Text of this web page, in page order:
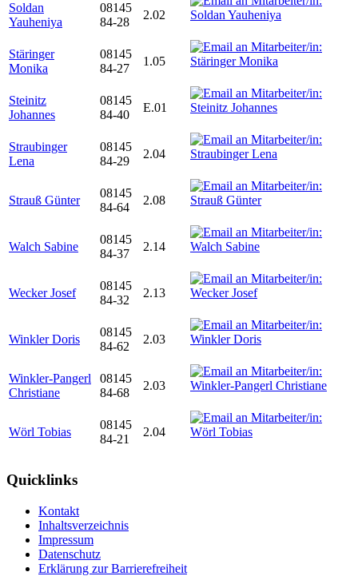
Soldan
Yauheniya
08145
84-28
2.02
Stäringer
Monika
08145
84-27
1.05
Steinitz
Johannes
08145
84-40
E.01
Straubinger
Lena
08145
84-29
2.04
Strauß Günter
08145
84-64
2.08
Walch Sabine
08145
84-37
2.14
Wecker Josef
08145
84-32
2.13
Winkler Doris
08145
84-62
2.03
Winkler-Pangerl
Christiane
08145
84-68
2.03
Wörl Tobias
08145
84-21
2.04
Quicklinks
Kontakt
Inhaltsverzeichnis
Impressum
Datenschutz
Erklärung zur Barrierefreiheit